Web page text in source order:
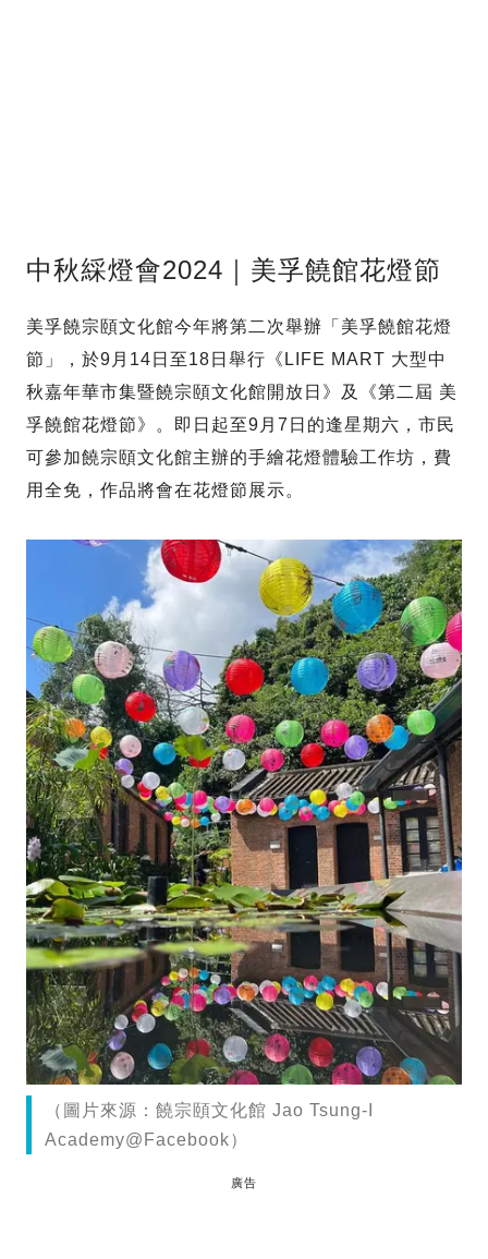
中秋綵燈會2024｜美孚饒館花燈節
美孚饒宗頤文化館今年將第二次舉辦「美孚饒館花燈
節」，於9月14日至18日舉行《LIFE MART 大型中
秋嘉年華市集暨饒宗頤文化館開放日》及《第二屆 美
孚饒館花燈節》。即日起至9月7日的逢星期六，市民
可參加饒宗頤文化館主辦的手繪花燈體驗工作坊，費
用全免，作品將會在花燈節展示。
（圖片來源：饒宗頤文化館 Jao Tsung-I
Academy@Facebook）
廣告